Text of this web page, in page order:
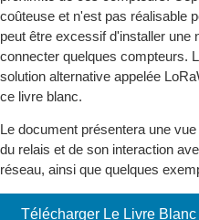
coûteuse et n'est pas réalisable
peut être excessif d'installer une
connecter quelques compteurs.
solution alternative appelée
ce livre blanc.
Le document présentera une
du relais et de son interaction
réseau, ainsi que quelques
Télécharger Le Livre Blanc